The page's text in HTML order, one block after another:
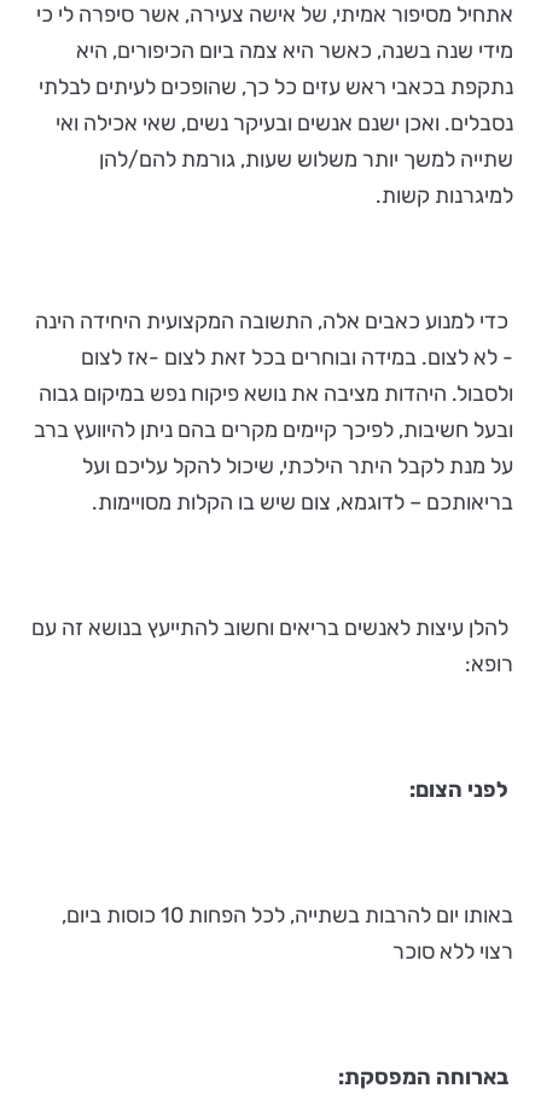
אתחיל מסיפור אמיתי, של אישה צעירה, אשר סיפרה לי כי
מידי שנה בשנה, כאשר היא צמה ביום הכיפורים, היא
נתקפת בכאבי ראש עזים כל כך, שהופכים לעיתים לבלתי
נסבלים. ואכן ישנם אנשים ובעיקר נשים, שאי אכילה ואי
שתייה למשך יותר משלוש שעות, גורמת להם/להן
למיגרנות קשות.
כדי למנוע כאבים אלה, התשובה המקצועית היחידה הינה
- לא לצום. במידה ובוחרים בכל זאת לצום -אז לצום
ולסבול. היהדות מציבה את נושא פיקוח נפש במיקום גבוה
ובעל חשיבות, לפיכך קיימים מקרים בהם ניתן להיוועץ ברב
על מנת לקבל היתר הילכתי, שיכול להקל עליכם ועל
בריאותכם – לדוגמא, צום שיש בו הקלות מסויימות.
להלן עיצות לאנשים בריאים וחשוב להתייעץ בנושא זה עם
רופא:
לפני הצום:
באותו יום להרבות בשתייה, לכל הפחות 10 כוסות ביום,
רצוי ללא סוכר
בארוחה המפסקת: